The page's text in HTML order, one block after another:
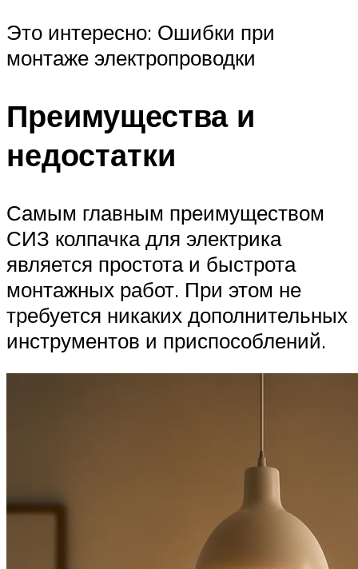
Это интересно: Ошибки при
монтаже электропроводки
Преимущества и
недостатки
Самым главным преимуществом
СИЗ колпачка для электрика
является простота и быстрота
монтажных работ. При этом не
требуется никаких дополнительных
инструментов и приспособлений.